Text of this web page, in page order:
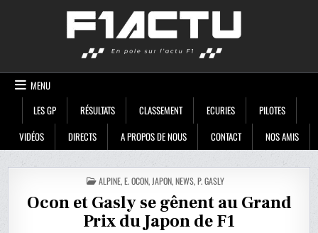
MENU
LES GP
RÉSULTATS CLASSEMENT ECURIES
PILOTES
VIDÉOS
DIRECTS A PROPOS DE NOUS CONTACT NOS AMIS
POSTED
IN
ALPINE,E. OCON, JAPON,NEWS,P. GASLY
Ocon et Gasly se gênent au Grand
Prix du Japon de F1